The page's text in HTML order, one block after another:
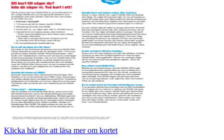
Klicka här för att läsa mer om kortet